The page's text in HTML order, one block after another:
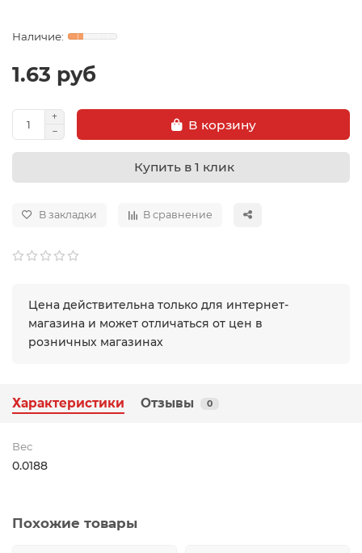
1.63 руб
В корзину
Купить в 1 клик
В закладки В сравнение
Цена действительна только для интернет-
магазина и может отличаться от цен в
розничных магазинах
Характеристики Отзывы 0
Вес
0.0188
Похожие товары